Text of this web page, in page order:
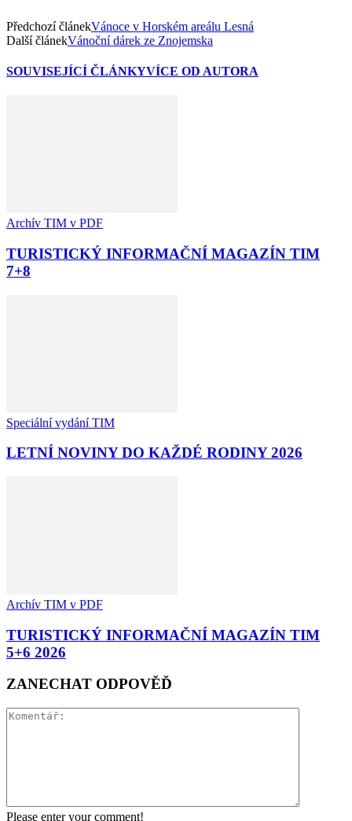
Předchozí článekVánoce v Horském areálu Lesná
Další článekVánoční dárek ze Znojemska
SOUVISEJÍCÍ ČLÁNKYVÍCE OD AUTORA
Archív TIM v PDF
TURISTICKÝ INFORMAČNÍ MAGAZÍN TIM
7+8
Speciální vydání TIM
LETNÍ NOVINY DO KAŽDÉ RODINY 2026
Archív TIM v PDF
TURISTICKÝ INFORMAČNÍ MAGAZÍN TIM
5+6 2026
ZANECHAT ODPOVĚĎ
Please enter your comment!